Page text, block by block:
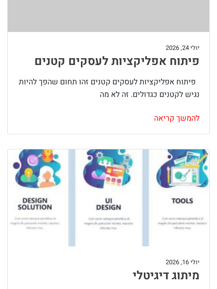
יולי 24, 2026
פיתוח אפליקציות לעסקים קטנים
פיתוח אפליקציות לעסקים קטנים זהו תחום שהפך להיות
נגיש לקטנים כגדולים. זה לא מה
להמשך קריאה
יולי 16, 2026
מיתוג דיגיטלי